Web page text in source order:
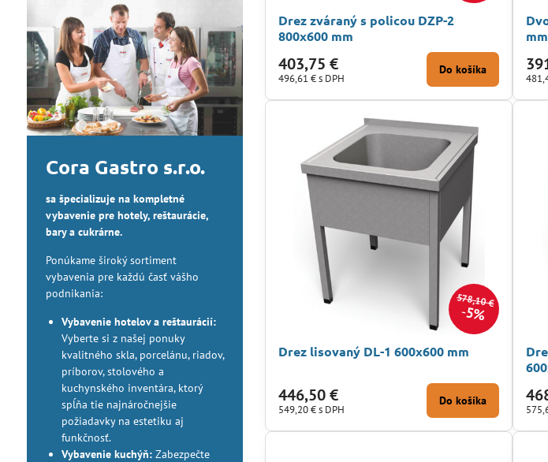
Drez zváraný s policou DZP-2
800x600 mm
403,75 €
496,61 €s DPH
Do košíka
mm
578,10 €
5%
Drez lisovaný DL-1 600x600 mm
446,50 €
549,20 €s DPH
Do košíka
Cora Gastro s.r.o.
sa špecializuje na kompletné
vybavenie pre hotely, reštaurácie,
bary a cukrárne.
Ponúkame široký sortiment
vybavenia pre každú časť vášho
podnikania:
Vybavenie hotelov a reštaurácií:
Vyberte si z našej ponuky
kvalitného skla, porcelánu, riadov,
príborov, stolového a
kuchynského inventára, ktorý
spĺňa tie najnáročnejšie
požiadavky na estetiku aj
funkčnosť.
Vybavenie kuchýň:Zabezpečte